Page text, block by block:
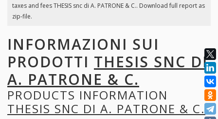
taxes and fees THESIS snc di A. PATRONE & C.. Download full report as
zip-file.
INFORMAZIONI SUI
PRODOTTI THESIS SNC DI
A. PATRONE & C.
PRODUCTS INFORMATION
THESIS SNC DI A. PATRONE & C.